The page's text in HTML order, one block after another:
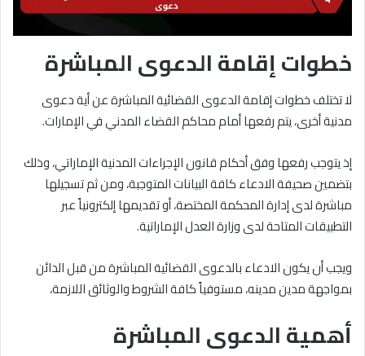
خطوات إقامة الدعوى المباشرة
لا تختلف خطوات إقامة الدعوى القضائية المباشرة عن أية دعوى
مدنية أخرى، يتم رفعها أمام محاكم القضاء المدني في الإمارات.
إذ يتوجب رفعها وفق أحكام قانون الإجراءات المدنية الإماراتي، وذلك
بتضمين صحيفة الادعاء كافة البيانات المتوجبة، ومن ثم تسجيلها
مباشرة لدى إدارة المحكمة المختصة، أو تقديمها إلكترونياً عبر
التطبيقات المتاحة لدى وزارة العدل الإماراتية.
ويجب أن يكون الادعاء بالدعوى القضائية المباشرة من قبل الدائن
بمواجهة مدين مدينه، مستوفياً كافة الشروط والوثائق اللازمة،
أهمية الدعوى المباشرة